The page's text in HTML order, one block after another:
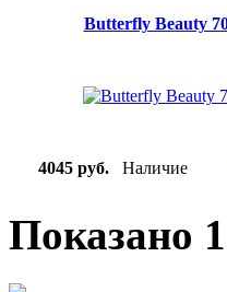
Butterfly Beauty
4045 руб. Наличие
Показано 1